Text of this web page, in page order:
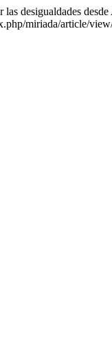
desigualdades
miriada/article/